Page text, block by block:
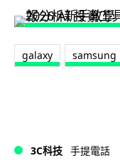
galaxy samsung
3C科技 手提電話